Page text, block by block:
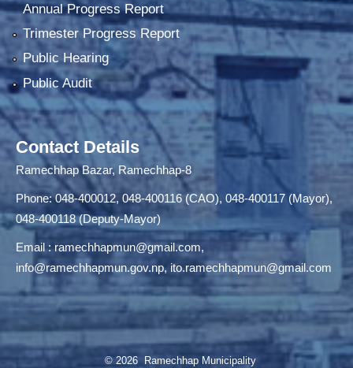
Annual Progress Report
Trimester Progress Report
Public Hearing
Public Audit
Contact Details
Ramechhap Bazar, Ramechhap-8
Phone: 048-400012, 048-400116 (CAO), 048-400117 (Mayor),
048-400118 (Deputy-Mayor)
Email :ramechhapmun@gmail.com,
info@ramechhapmun.gov.np, ito.ramechhapmun@gmail.com
© 2026 Ramechhap Municipality